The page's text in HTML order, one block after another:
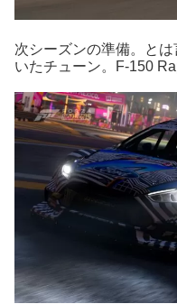
次シーズンの準備。と
いたチューン。F-150